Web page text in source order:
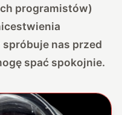
programistów)
nas przed
spać spokojnie.